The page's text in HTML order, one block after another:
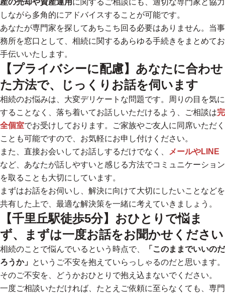
産の売却や資産運用 に関するご相談にも、適切な専門家と協力
しながら多角的にアドバイスすることが可能です。
あなたが専門家を探してあちこち回る必要はありません。当事
務所を窓口として、相続に関するあらゆる手続きをまとめてお
手伝いいたします。
【プライバシーに配慮】あなたに合わせ
た方法で、じっくりお話を伺います
相続のお悩みは、大変デリケートな問題です。周りの目を気に
することなく、落ち着いてお話しいただけるよう、ご相談は完
全個室でお受けしております。ご家族やご友人に同席いただく
ことも可能ですので、お気軽にお申し付けください。
また、直接お会いしてお話しするだけでなく、
メールやLINE
など、あなたが話しやすいと感じる方法でコミュニケーション
を取ることも大切にしています。
まずはお話をお伺いし、解決に向けて大切にしたいことなどを
共有した上で、 最適な解決策を一緒に考えていきましょう。
【千里丘駅徒歩5分】おひとりで悩ま
ず、まずは一度お話をお聞かせください
相続のことで悩んでいるという時点で、
「このままでいいのだ
ろうか」 というご不安を抱えていらっしゃるのだと思います。
そのご不安を、どうかおひとりで抱え込まないでください。
一度ご相談いただければ、たとえご依頼に至らなくても、 専門